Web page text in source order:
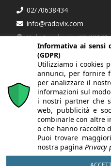
02/70638434
info@radovix.com
Viale Lombardia 32 20131
Partner
Federazione Italiana
Richiedi informazioni
Se cerchi qualcosa di
richiesta!
Informativa ai sensi
(GDPR)
Utilizziamo i cookies
annunci, per fornire
per analizzare il
informazioni sul
i nostri partner che
web, pubblicità e
combinarle con altre
o che hanno raccolto
Puoi trovare
nostra pagina Privacy